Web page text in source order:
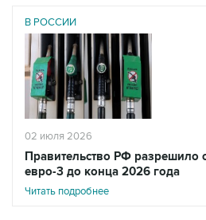
В РОССИИ
02 июля 2026
Правительство РФ разрешило
евро-3 до конца 2026 года
Читать подробнее